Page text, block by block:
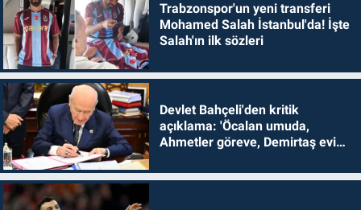
Trabzonspor'un yeni transferi
Mohamed Salah İstanbul'da! İşte
Salah'ın ilk sözleri
Devlet Bahçeli'den kritik
açıklama: 'Öcalan umuda,
Ahmetler göreve, Demirtaş evine